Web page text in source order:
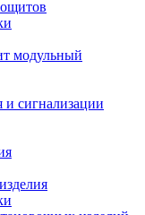
модульный
и сигнализации